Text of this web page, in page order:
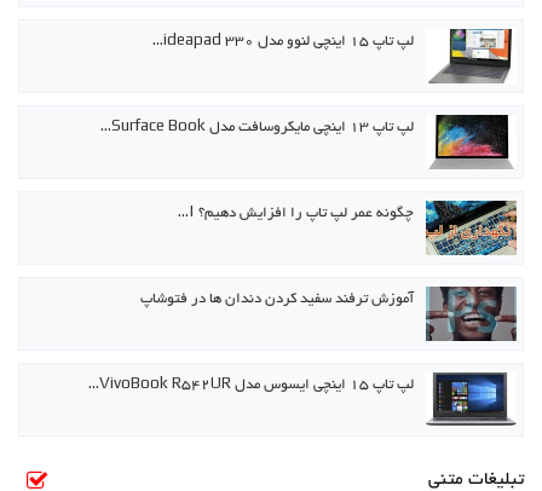
لپ تاپ ۱۵ اینچی لنوو مدل ideapad 330…
لپ تاپ ۱۳ اینچی مایکروسافت مدل Surface Book…
چگونه عمر لپ تاپ را افزایش دهیم؟ |…
آموزش ترفند سفید کردن دندان ها در فتوشاپ
لپ تاپ ۱۵ اینچی ایسوس مدل VivoBook R542UR…
تبلیغات متنی